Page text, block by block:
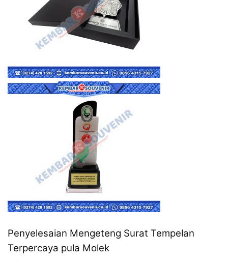
Penyelesaian Mengeteng Surat Tempelan
Terpercaya pula Molek